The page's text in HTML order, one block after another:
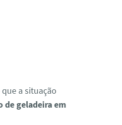
a situação
de geladeira em